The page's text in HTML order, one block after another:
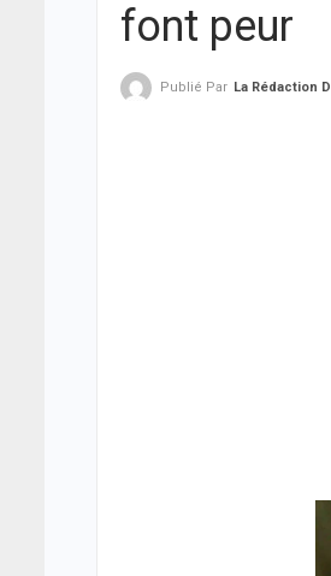
font peur
Publié Par La Rédaction De THIEYSENEGAL.com